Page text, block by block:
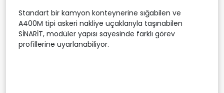
Standart bir kamyon konteynerine sığabilen ve
A400M tipi askeri nakliye uçaklarıyla taşınabilen
SİNARİT, modüler yapısı sayesinde farklı görev
profillerine uyarlanabiliyor.